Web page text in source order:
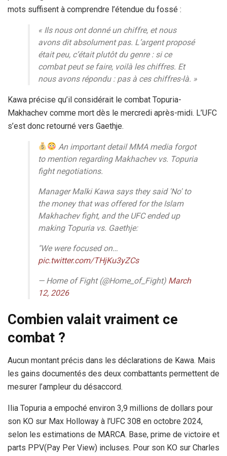
mots suffisent à comprendre l’étendue du fossé :
« Ils nous ont donné un chiffre, et nous
avons dit absolument pas. L’argent proposé
était peu, c’était plutôt du genre : si ce
combat peut se faire, voilà les chiffres. Et
nous avons répondu : pas à ces chiffres-là. »
Kawa précise qu’il considérait le combat Topuria-
Makhachev comme mort dès le mercredi après-midi. L’UFC
s’est donc retourné vers Gaethje.
An important detail MMA media forgot
to mention regarding Makhachev vs. Topuria
fight negotiations.
Manager Malki Kawa says they said 'No' to
the money that was offered for the Islam
Makhachev fight, and the UFC ended up
making Topuria vs. Gaethje:
"We were focused on…
pic.twitter.com/THjKu3yZCs
— Home of Fight (@Home_of_Fight) March
12, 2026
Combien valait vraiment ce
combat ?
Aucun montant précis dans les déclarations de Kawa. Mais
les gains documentés des deux combattants permettent de
mesurer l’ampleur du désaccord.
Ilia Topuria a empoché environ 3,9 millions de dollars pour
son KO sur Max Holloway à l’UFC 308 en octobre 2024,
selon les estimations de MARCA. Base, prime de victoire et
parts PPV(Pay Per View) incluses. Pour son KO sur Charles